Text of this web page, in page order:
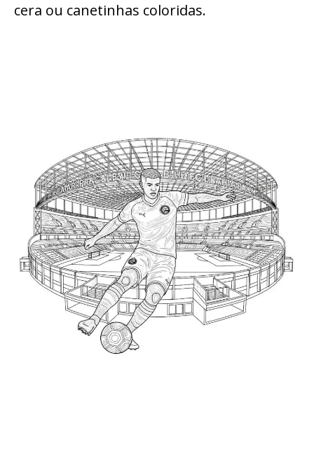
cera ou canetinhas coloridas.